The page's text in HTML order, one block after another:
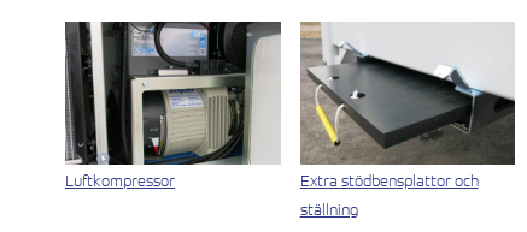
Luftkompressor
Extra stödbensplattor och
ställning